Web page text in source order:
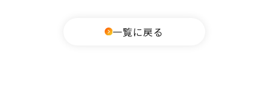
一覧に戻る